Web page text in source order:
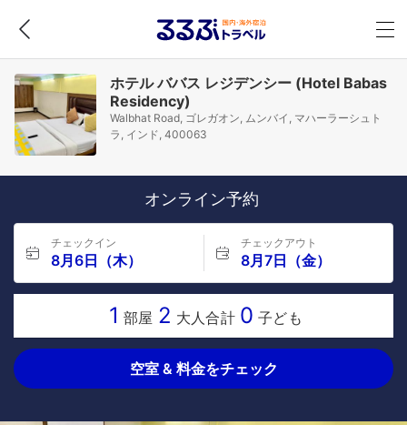
ホテル ババス レジデンシー (Hotel Babas
Residency)
Walbhat Road, ゴレガオン, ムンバイ, マハーラーシュト
ラ, インド, 400063
オンライン予約
チェックイン
8月6日（木）
チェックアウト
8月7日（金）
1 部屋 2 大人合計 0 子ども
空室 & 料金をチェック